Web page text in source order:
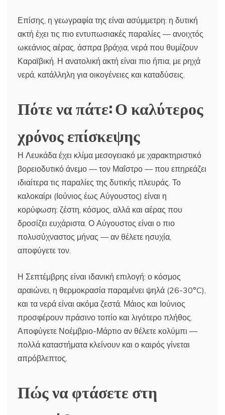
Επίσης, η γεωγραφία της είναι ασύμμετρη: η δυτική
ακτή έχει τις πιο εντυπωσιακές παραλίες — ανοιχτός
ωκεάνιος αέρας, άσπρα βράχια, νερά που θυμίζουν
Καραϊβική. Η ανατολική ακτή είναι πιο ήπια, με ρηχά
νερά, κατάλληλη για οικογένειες και καταδύσεις.
Πότε να πάτε: Ο καλύτερος
χρόνος επίσκεψης
Η Λευκάδα έχει κλίμα μεσογειακό με χαρακτηριστικό
βορειοδυτικό άνεμο — τον Μαΐστρο — που επηρεάζει
ιδιαίτερα τις παραλίες της δυτικής πλευράς. Το
καλοκαίρι (Ιούνιος έως Αύγουστος) είναι η
κορύφωση: ζέστη, κόσμος, αλλά και αέρας που
δροσίζει ευχάριστα. Ο Αύγουστος είναι ο πιο
πολυσύχναστος μήνας — αν θέλετε ησυχία,
αποφύγετε τον.
Η Σεπτέμβρης είναι ιδανική επιλογή: ο κόσμος
αραιώνει, η θερμοκρασία παραμένει ψηλά (26-30°C),
και τα νερά είναι ακόμα ζεστά. Μάιος και Ιούνιος
προσφέρουν πράσινο τοπίο και λιγότερο πλήθος.
Αποφύγετε Νοέμβριο-Μάρτιο αν θέλετε κολύμπι —
πολλά καταστήματα κλείνουν και ο καιρός γίνεται
απρόβλεπτος.
Πώς να φτάσετε στη